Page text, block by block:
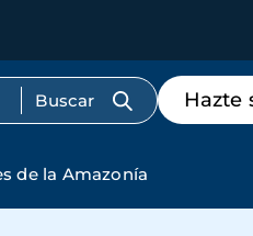
Menú
de
Hazte
de la Amazonía